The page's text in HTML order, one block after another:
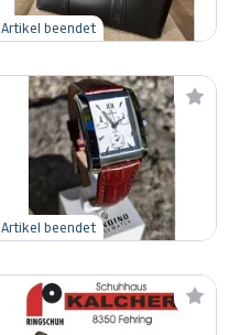
Artikel beendet
Artikel beendet